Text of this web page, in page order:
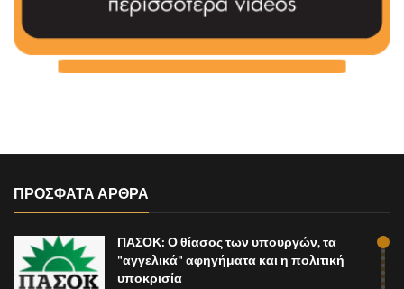
ΠΡΟΣΦΑΤΑ ΑΡΘΡΑ
ΠΑΣΟΚ: Ο θίασος των υπουργών, τα
"αγγελικά" αφηγήματα και η πολιτική
υποκρισία